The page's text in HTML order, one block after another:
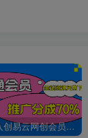
加入创易云网创会员，全站资源免费学习。